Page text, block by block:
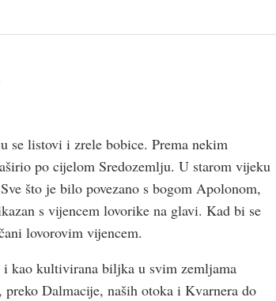
se listovi i zrele bobice. Prema nekim
po cijelom Sredozemlju. U starom vijeku
što je bilo povezano s bogom Apolonom,
s vijencem lovorike na glavi. Kad bi se
lovorovim vijencem.
kao kultivirana biljka u svim zemljama
Dalmacije, naših otoka i Kvarnera do